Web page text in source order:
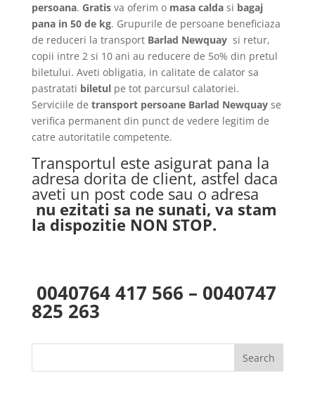
persoana. Gratisva oferim o masa caldasi bagaj
pana in 50 de kg. Grupurile de persoane beneficiaza
de reduceri la transport Barlad Newquay si retur,
copii intre 2 si 10 ani au reducere de 5o% din pretul
biletului. Aveti obligatia, in calitate de calator sa
pastratati biletulpe tot parcursul calatoriei.
Serviciile de transport persoane Barlad Newquay se
verifica permanent din punct de vedere legitim de
catre autoritatile competente.
Transportul este asigurat pana la
adresa dorita de client, astfel daca
aveti un post code sau o adresa
nu ezitati sa ne sunati, va stam
la dispozitie NON STOP.
0040764 417 566 – 0040747
825 263